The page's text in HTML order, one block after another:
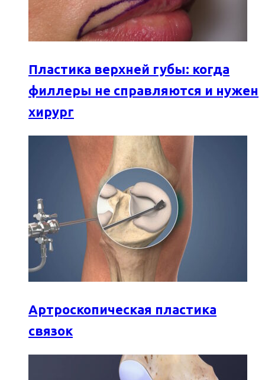
Пластика верхней губы: когда
филлеры не справляются и нужен
хирург
Артроскопическая пластика
связок